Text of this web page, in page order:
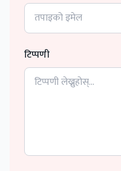
टिप्पणी